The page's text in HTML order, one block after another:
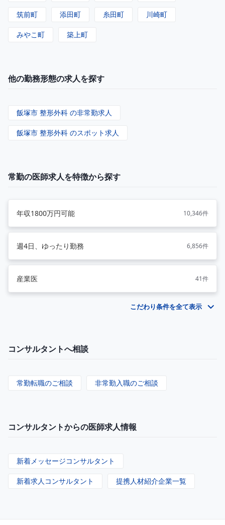
筑前町 添田町 糸田町 川崎町
みやこ町 築上町
他の勤務形態の求人を探す
飯塚市 整形外科 の非常勤求人
飯塚市 整形外科 のスポット求人
常勤の医師求人を特徴から探す
年収1800万円可能 10,346件
週4日、ゆったり勤務 6,856件
産業医 41件
こだわり条件を全て表示
コンサルタントへ相談
常勤転職のご相談 非常勤入職のご相談
コンサルタントからの医師求人情報
新着メッセージコンサルタント
新着求人コンサルタント 提携人材紹介企業一覧